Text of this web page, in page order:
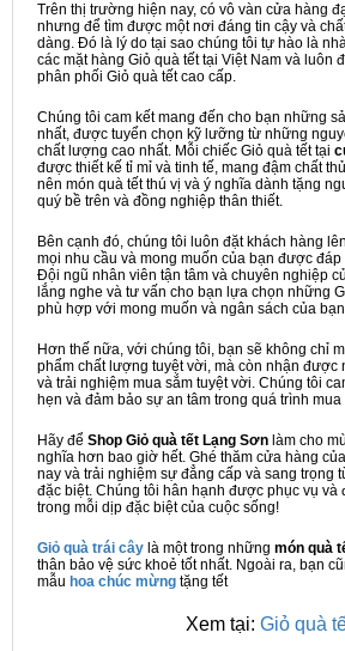
Trên thị trường hiện nay, có vô vàn cửa hàng
nhưng để tìm được một nơi đáng tin cậy và
dàng. Đó là lý do tại sao chúng tôi tự hào là
các mặt hàng Giỏ quà tết tại Việt Nam và luôn
phân phối Giỏ quà tết cao cấp.
Chúng tôi cam kết mang đến cho bạn những
nhất, được tuyển chọn kỹ lưỡng từ những
chất lượng cao nhất. Mỗi chiếc Giỏ quà tết tại
được thiết kế tỉ mỉ và tinh tế, mang đậm chất
nên món quà tết thú vị và ý nghĩa dành tặng
quý bề trên và đồng nghiệp thân thiết.
Bên cạnh đó, chúng tôi luôn đặt khách hàng
mọi nhu cầu và mong muốn của bạn được
Đội ngũ nhân viên tận tâm và chuyên nghiệp
lắng nghe và tư vấn cho bạn lựa chọn những
phù hợp với mong muốn và ngân sách của
Hơn thế nữa, với chúng tôi, bạn sẽ không chỉ
phẩm chất lượng tuyệt vời, mà còn nhận được
và trải nghiệm mua sắm tuyệt vời. Chúng tôi
hẹn và đảm bảo sự an tâm trong quá trình
Hãy để Shop Giỏ quà tết Lạng Sơn làm cho
nghĩa hơn bao giờ hết. Ghé thăm cửa hàng
nay và trải nghiệm sự đẳng cấp và sang trọng
đặc biệt. Chúng tôi hân hạnh được phục vụ và
trong mỗi dịp đặc biệt của cuộc sống!
Giỏ quà trái cây là một trong những món quà
thân bảo vệ sức khoẻ tốt nhất. Ngoài ra, bạn
mẫu hoa chúc mừng tặng tết
Xem tại: Giỏ quà